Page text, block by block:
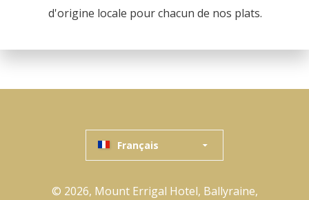
d'origine locale pour chacun de nos plats.
Français
© 2026, Mount Errigal Hotel, Ballyraine,